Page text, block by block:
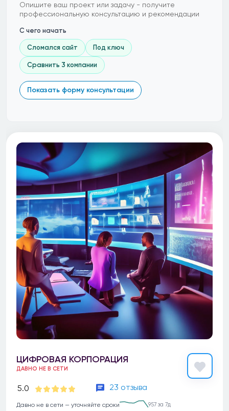
Опишите ваш проект или задачу - получите
профессиональную консультацию и рекомендации
С чего начать
Сломался сайт Под ключ
Сравнить 3 компании
Показать форму консультации
ЦИФРОВАЯ КОРПОРАЦИЯ
ДАВНО НЕ В СЕТИ
5.0 23 отзыва
Давно не в сети — уточняйте сроки 957 за 7д